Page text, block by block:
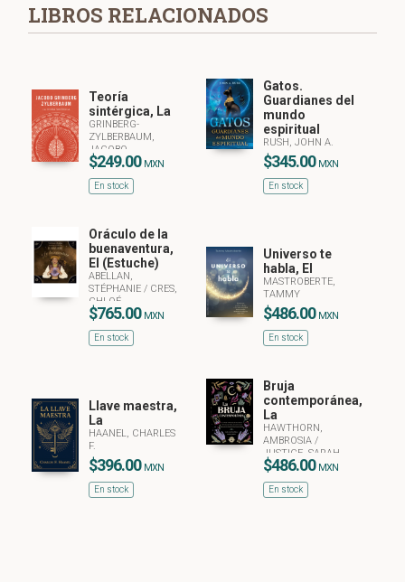
LIBROS RELACIONADOS
Teoría
sintérgica, La
GRINBERG-
ZYLBERBAUM,
JACOBO
$249.00 MXN
En stock
Gatos.
Guardianes del
mundo
espiritual
RUSH, JOHN A.
$345.00 MXN
En stock
Oráculo de la
buenaventura,
El (Estuche)
ABELLAN,
STÉPHANIE/ CRES,
CHLOÉ
$765.00 MXN
En stock
Universo te
habla, El
MASTROBERTE,
TAMMY
$486.00 MXN
En stock
Llave maestra,
La
HAANEL, CHARLES
F.
$396.00 MXN
En stock
Bruja
contemporánea,
La
HAWTHORN,
AMBROSIA/
JUSTICE, SARAH
$486.00 MXN
En stock